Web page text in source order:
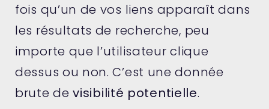
fois qu’un de vos liens apparaît dans
les résultats de recherche, peu
importe que l’utilisateur clique
dessus ou non. C’est une donnée
brute devisibilité potentielle.